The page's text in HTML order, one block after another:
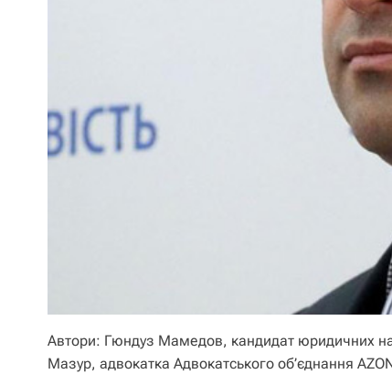
Автори: Гюндуз Мамедов, кандидат юридичних
Мазур, адвокатка Адвокатського об’єднання